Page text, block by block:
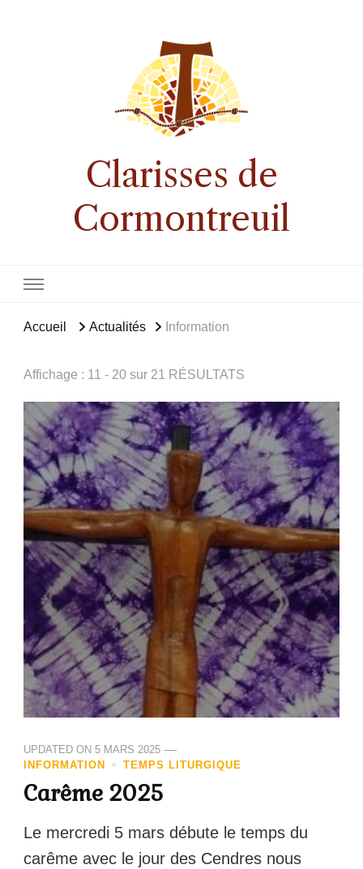
Clarisses de
Cormontreuil
Accueil Actualités Information
Affichage : 11 - 20 sur 21 RÉSULTATS
UPDATED ON 5 MARS 2025
INFORMATION
TEMPS LITURGIQUE
Carême 2025
Le mercredi 5 mars débute le temps du
carême avec le jour des Cendres nous